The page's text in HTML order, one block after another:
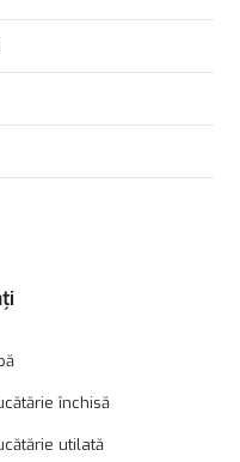
închisă
utilată